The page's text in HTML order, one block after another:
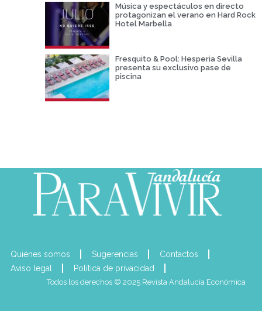
Música y espectáculos en directo
protagonizan el verano en Hard Rock
Hotel Marbella
Fresquito & Pool: Hesperia Sevilla
presenta su exclusivo pase de
piscina
Quiénes somos Sugerencias
Contactos
Aviso legal
Política de privacidad
Todos los derechos © 2025 Revista Andalucía Económica